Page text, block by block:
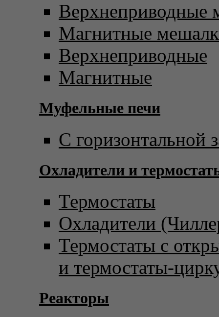
Верхнеприводные
Магнитные
Верхнеприводные
Магнитные
Муфельные печи
С горизонтальной
Охладители и
Термостаты
Охладители
Термостаты с
и термостаты-
Реакторы